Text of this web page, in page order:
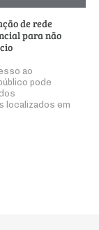
de rede
para não
ao
pode
localizados em